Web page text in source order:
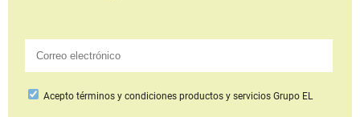
Aceptotérminos y condiciones productos y serviciosGrupo EL